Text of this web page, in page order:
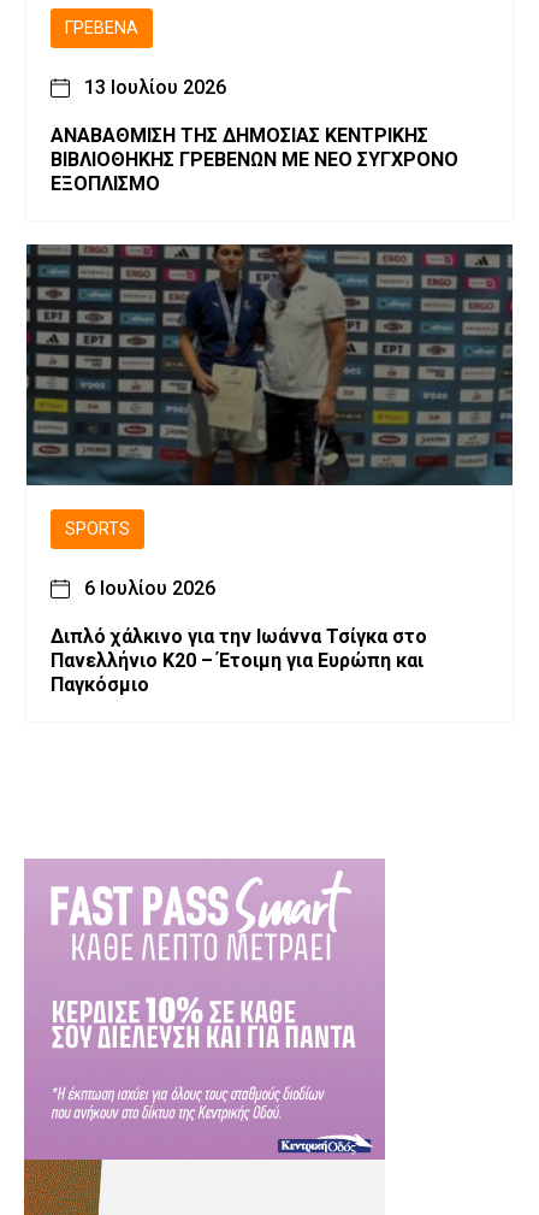
ΓΡΕΒΕΝΆ
13 Ιουλίου 2026
ΑΝΑΒΑΘΜΙΣΗ ΤΗΣ ΔΗΜΟΣΙΑΣ ΚΕΝΤΡΙΚΗΣ
ΒΙΒΛΙΟΘΗΚΗΣ ΓΡΕΒΕΝΩΝ ΜΕ ΝΕΟ ΣΥΓΧΡΟΝΟ
ΕΞΟΠΛΙΣΜΟ
SPORTS
6 Ιουλίου 2026
Διπλό χάλκινο για την Ιωάννα Τσίγκα στο
Πανελλήνιο Κ20 – Έτοιμη για Ευρώπη και
Παγκόσμιο